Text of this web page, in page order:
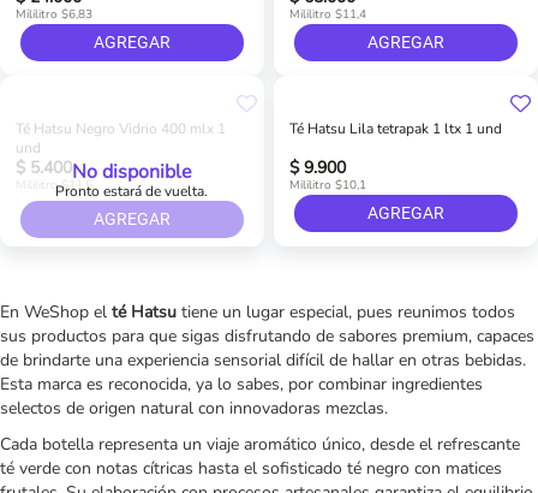
Mililitro $6,83
AGREGAR
Mililitro $11,4
AGREGAR
Té Hatsu Negro Vidrio 400 mlx 1
und
$ 5.400
Mililitro $11,5No disponible
Pronto estará de vuelta.
AGREGAR
Té Hatsu Lila tetrapak 1 ltx 1 und
$ 9.900
Mililitro $10,1
AGREGAR
En WeShop el té Hatsu tiene un lugar especial, pues reunimos todos
sus productos para que sigas disfrutando de sabores premium, capaces
de brindarte una experiencia sensorial difícil de hallar en otras bebidas.
Esta marca es reconocida, ya lo sabes, por combinar ingredientes
selectos de origen natural con innovadoras mezclas.
Cada botella representa un viaje aromático único, desde el refrescante
té verde con notas cítricas hasta el sofisticado té negro con matices